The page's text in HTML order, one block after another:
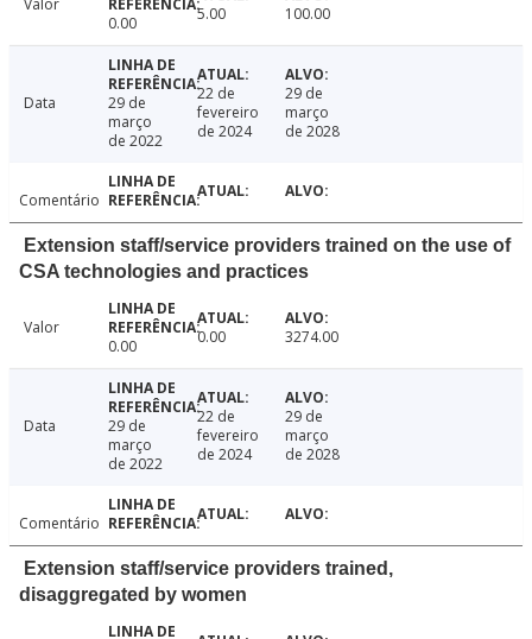
Valor
0.00
5.00 100.00
Data
29 de
março
de 2022
22 de
fevereiro
de 2024
29 de
março
de 2028
Comentário
Extension staff/service providers trained on the use of
CSA technologies and practices
Valor
0.00
0.00 3274.00
Data
29 de
março
de 2022
22 de
fevereiro
de 2024
29 de
março
de 2028
Comentário
Extension staff/service providers trained,
disaggregated by women